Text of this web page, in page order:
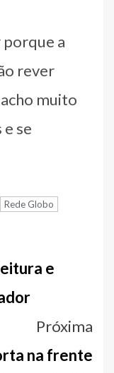
porque a
rever
muito
se
Rede Globo
e
Próxima
na frente